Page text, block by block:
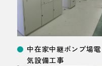
中在家中継ポンプ場電
気設備工事